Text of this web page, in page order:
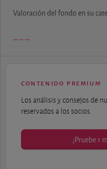
Valoración del fondo en su
contenido premium
Los análisis y consejos de
reservados a los socios.
¡Pruebe 1